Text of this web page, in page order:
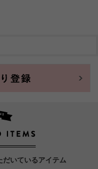
だいているアイテム